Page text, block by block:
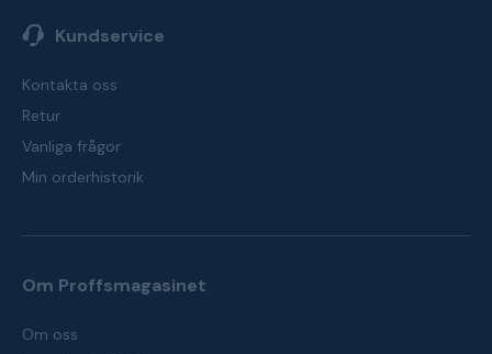
Kundservice
Kontakta oss
Retur
Vanliga frågor
Min orderhistorik
Om Proffsmagasinet
Om oss